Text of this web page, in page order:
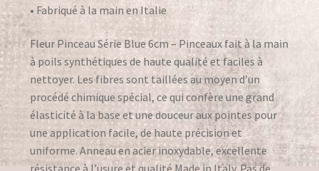
Tableaux 3D et Mixed Media
Tissus et Dentelles
Galleries
Bister
Garden decos
• Fabriqué à la main en Italie
Fleur Pinceau Série Blue 6cm – Pinceaux fait à la main
à poils synthétiques de haute qualité et faciles à
nettoyer. Les fibres sont taillées au moyen d’un
procédé chimique spécial, ce qui confère une grand
élasticité à la base et une douceur aux pointes pour
une application facile, de haute précision et
uniforme. Anneau en acier inoxydable, excellente